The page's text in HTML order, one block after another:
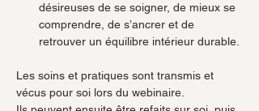
désireuses de se soigner, de mieux se
comprendre, de s’ancrer et de
retrouver un équilibre intérieur durable.
Les soins et pratiques sont transmis et
vécus pour soi lors du webinaire.